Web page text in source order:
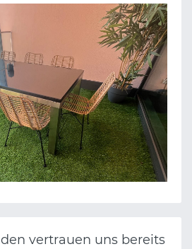
vertrauen uns bereits